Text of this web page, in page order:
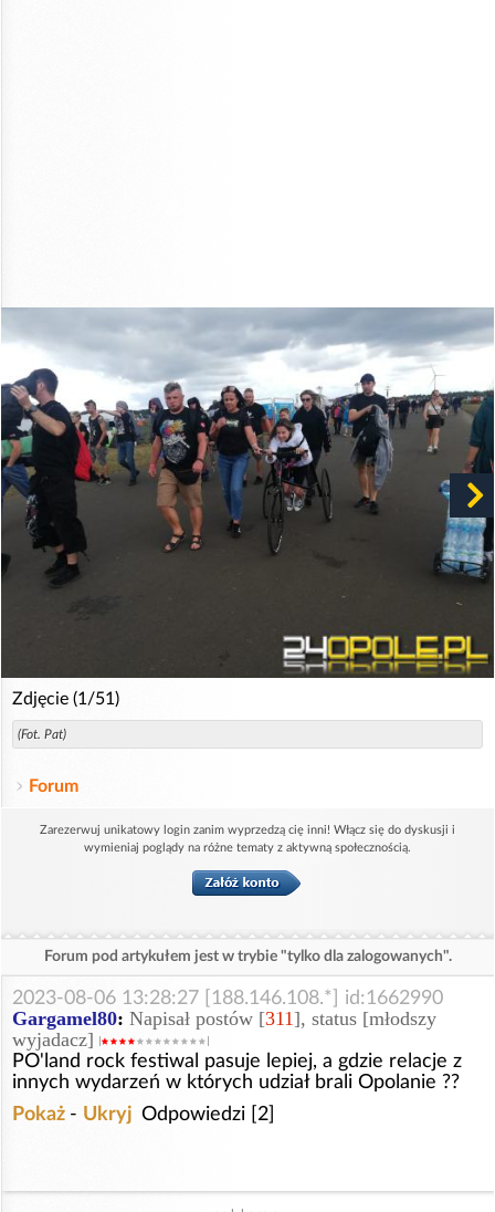
Zdjęcie (1/51)
(Fot. Pat)
Forum
Zarezerwuj unikatowy login zanim wyprzedzą cię inni! Włącz się do dyskusji i
wymieniaj poglądy na różne tematy z aktywną społecznością.
Forum pod artykułem jest w trybie "tylko dla zalogowanych".
2023-08-06 13:28:27 [188.146.108.*] id:1662990
Gargamel80: Napisał postów [311], status [młodszy
wyjadacz]
PO'land rock festiwal pasuje lepiej, a gdzie relacje z
innych wydarzeń w których udział brali Opolanie ??
Pokaż - Ukryj Odpowiedzi [2]